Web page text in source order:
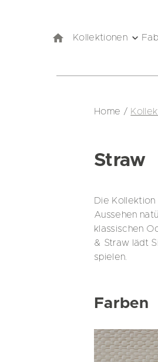
Kollektionen
Home /
Straw
Die
Aussehen
klassischen
& Straw lädt
spielen.
Farben